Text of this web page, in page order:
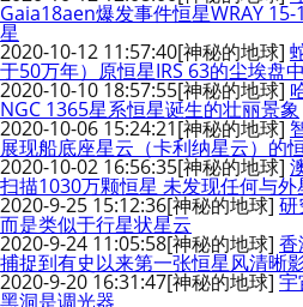
Gaia18aen爆发事件恒星WRAY
星
2020-10-12 11:57:40[神秘的地球]
于50万年）原恒星IRS 63的尘埃盘
2020-10-10 18:57:55[神秘的地球]
NGC 1365星系恒星诞生的壮丽景象
2020-10-06 15:24:21[神秘的地球]
展现船底座星云（卡利纳星云）的
2020-10-02 16:56:35[神秘的地球]
扫描1030万颗恒星 未发现任何与
2020-9-25 15:12:36[神秘的地球] 研
而是类似于行星状星云
2020-9-24 11:05:58[神秘的地球] 香
捕捉到有史以来第一张恒星风清晰
2020-9-20 16:31:47[神秘的地球] 宇
黑洞是调光器